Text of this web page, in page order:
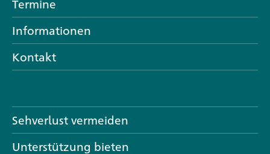
Termine
Informationen
Kontakt
Sehverlust vermeiden
Unterstützung bieten